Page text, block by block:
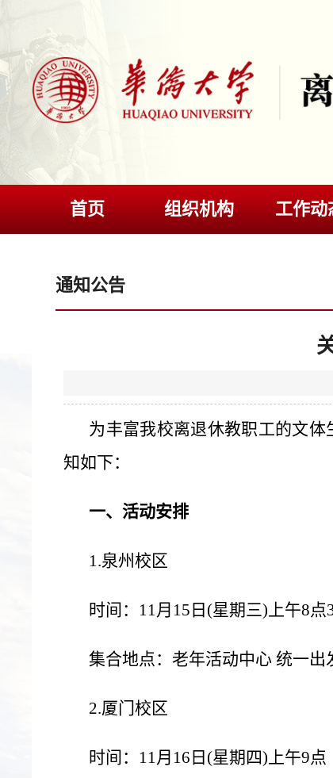
首页 组织机构 工作动
通知公告
为丰富我校离退休教职工的文
知如下：
一、活动安排
1.泉州校区
时间：11月15 日(星期三)上午8点
集合地点：老年活动中心 统一出
2.厦门校区
时间：11月16 日(星期四)上午9点